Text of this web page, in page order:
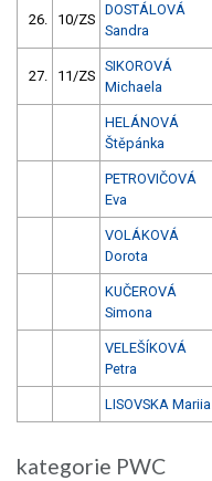
26. 10/ZS
DOSTÁLOVÁ
Sandra
27. 11/ZS
SIKOROVÁ
Michaela
HELÁNOVÁ
Štěpánka
PETROVIČOVÁ
Eva
VOLÁKOVÁ
Dorota
KUČEROVÁ
Simona
VELEŠÍKOVÁ
Petra
LISOVSKA Mariia
kategorie PWC